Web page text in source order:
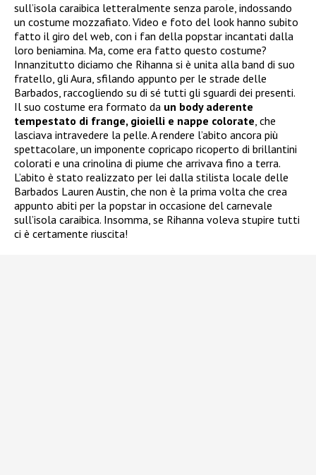
sull’isola caraibica letteralmente senza parole, indossando
un costume mozzafiato. Video e foto del look hanno subito
fatto il giro del web, con i fan della popstar incantati dalla
loro beniamina. Ma, come era fatto questo costume?
Innanzitutto diciamo che Rihanna si è unita alla band di suo
fratello, gli Aura, sfilando appunto per le strade delle
Barbados, raccogliendo su di sé tutti gli sguardi dei presenti.
Il suo costume era formato da un body aderente
tempestato di frange, gioielli e nappe colorate, che
lasciava intravedere la pelle. A rendere l’abito ancora più
spettacolare, un imponente copricapo ricoperto di brillantini
colorati e una crinolina di piume che arrivava fino a terra.
L’abito è stato realizzato per lei dalla stilista locale delle
Barbados Lauren Austin, che non è la prima volta che crea
appunto abiti per la popstar in occasione del carnevale
sull’isola caraibica. Insomma, se Rihanna voleva stupire tutti
ci è certamente riuscita!